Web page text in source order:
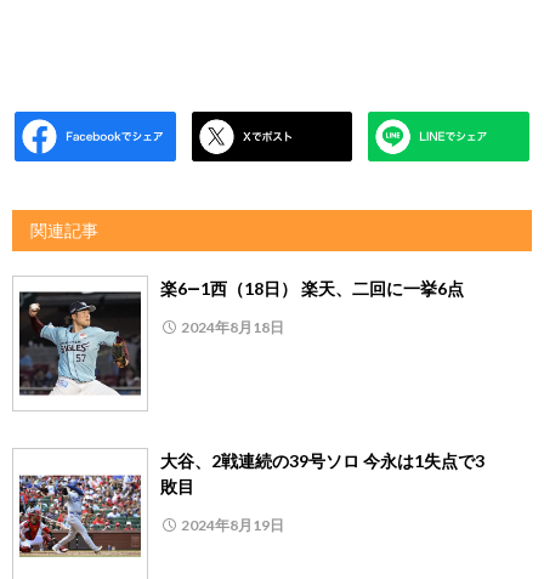
関連記事
楽6―1西（18日） 楽天、二回に一挙6点
2024年8月18日
大谷、2戦連続の39号ソロ 今永は1失点で3
敗目
2024年8月19日